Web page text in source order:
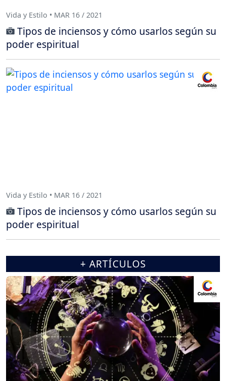
Vida y Estilo • MAR 16 / 2021
Tipos de inciensos y cómo usarlos según su
poder espiritual
Vida y Estilo • MAR 16 / 2021
Tipos de inciensos y cómo usarlos según su
poder espiritual
+ ARTÍCULOS